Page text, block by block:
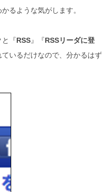
るような気がします。
と『RSS』『RSSリーダに登
いるだけなので、分かるはず